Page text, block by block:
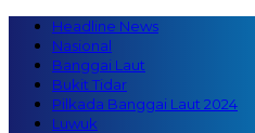
Headline News
Nasional
Banggai Laut
Bukit Tidar
Pilkada Banggai Laut 2024
Luwuk